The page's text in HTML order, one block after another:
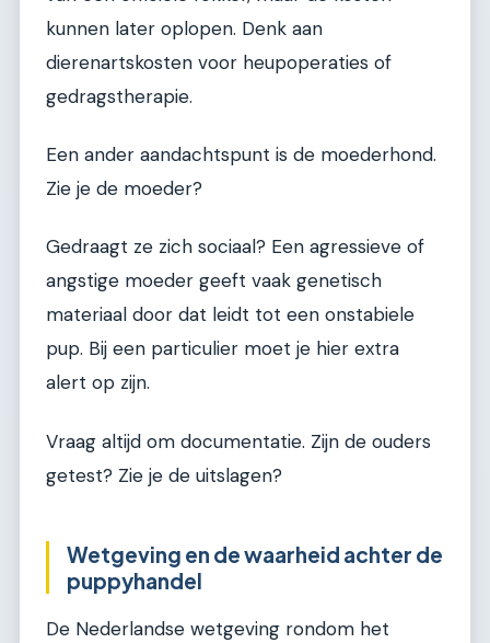
kunnen later oplopen. Denk aan
dierenartskosten voor heupoperaties of
gedragstherapie.
Een ander aandachtspunt is de moederhond.
Zie je de moeder?
Gedraagt ze zich sociaal? Een agressieve of
angstige moeder geeft vaak genetisch
materiaal door dat leidt tot een onstabiele
pup. Bij een particulier moet je hier extra
alert op zijn.
Vraag altijd om documentatie. Zijn de ouders
getest? Zie je de uitslagen?
Wetgeving en de waarheid achter de
puppyhandel
De Nederlandse wetgeving rondom het